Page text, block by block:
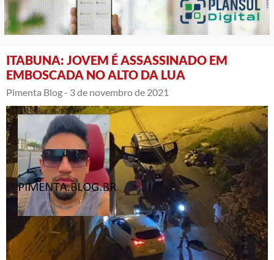
ITABUNA: JOVEM É ASSASSINADO EM
EMBOSCADA NO ALTO DA LUA
Pimenta Blog - 3 de novembro de 2021